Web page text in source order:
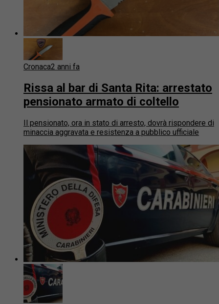
Cronaca2 anni fa
Rissa al bar di Santa Rita: arrestato
pensionato armato di coltello
Il pensionato, ora in stato di arresto, dovrà rispondere di
minaccia aggravata e resistenza a pubblico ufficiale